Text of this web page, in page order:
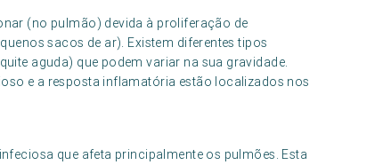
(no pulmão) devida à proliferação de
sacos de ar). Existem diferentes tipos
aguda) que podem variar na sua gravidade.
e a resposta inflamatória estão localizados nos
que afeta principalmente os pulmões. Esta